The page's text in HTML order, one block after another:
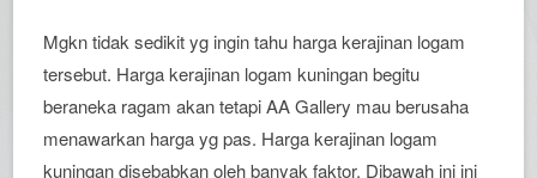
Mgkn tidak sedikit yg ingin tahu harga kerajinan logam
tersebut. Harga kerajinan logam kuningan begitu
beraneka ragam akan tetapi AA Gallery mau berusaha
menawarkan harga yg pas. Harga kerajinan logam
kuningan disebabkan oleh banyak faktor. Dibawah ini ini